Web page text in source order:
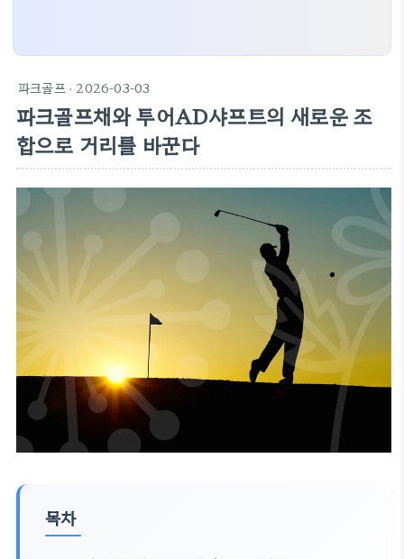
파크골프· 2026-03-03
파크골프채와 투어AD샤프트의 새로운 조
합으로 거리를 바꾼다
목차